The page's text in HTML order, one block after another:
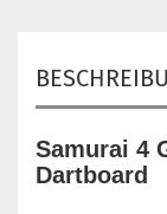
Samurai 4
Dartboard